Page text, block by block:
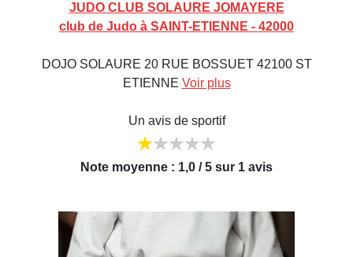
JUDO CLUB SOLAURE JOMAYERE
club de Judo à SAINT-ETIENNE - 42000
DOJO SOLAURE 20 RUE BOSSUET 42100 ST
ETIENNE Voir plus
Un avis de sportif
Note moyenne : 1,0 / 5 sur 1 avis